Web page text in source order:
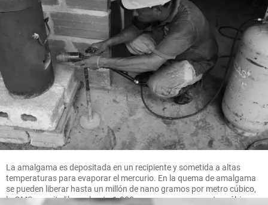
La amalgama es depositada en un recipiente y sometida a altas
temperaturas para evaporar el mercurio. En la quema de amalgama
se pueden liberar hasta un millón de nano gramos por metro cúbico,
la OMS permite liberar hasta 1.000 nano gramos por metro cúbico.